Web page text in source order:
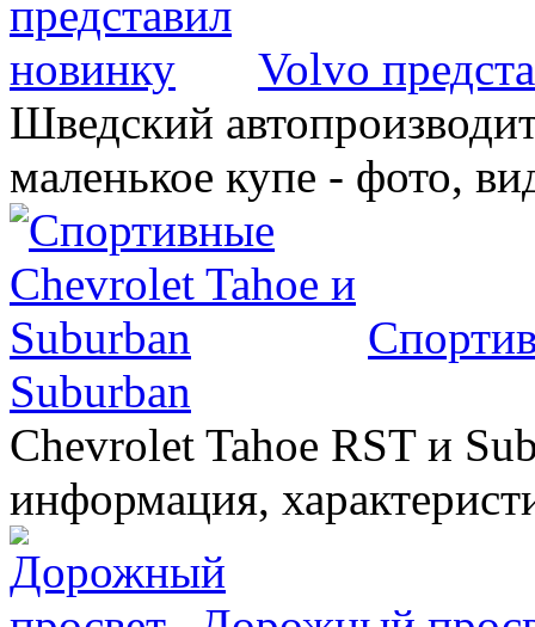
Volvo
Шведский
маленькое купе - фото,
Suburban
Chevrolet Tahoe RST и
информация,